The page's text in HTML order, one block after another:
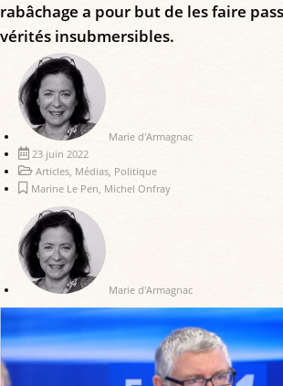
rabâchage a pour but de les faire
vérités insubmersibles.
Marie d'Armagnac
23 juin 2022
Articles, Médias, Politique
Marine Le Pen, Michel Onfray
Marie d'Armagnac